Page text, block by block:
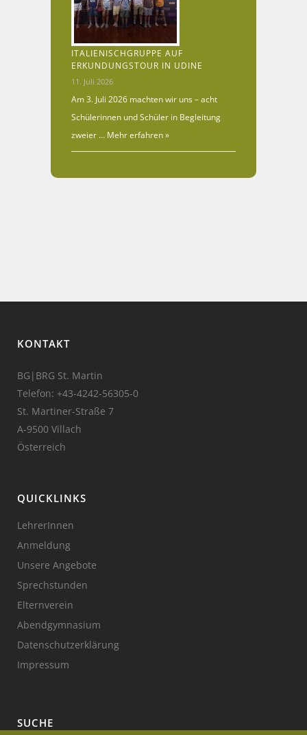
ITALIENISCHGRUPPE AUF
ERKUNDUNGSTOUR IN UDINE
11. Juli 2026
Am 3. Juli 2026 machten wir uns – acht
Schülerinnen und Schüler in Begleitung
zweier … Mehr erfahren »
KONTAKT
BG|BRG St. Martin
Telefon: +43-4242-56305-0
St. Martiner-Straße 7
A-9500 Villach
Österreich
QUICKLINKS
LehrerInnen
Anmeldung
Unsere Angebote
Sprechstunden
Elternverein
Abendgymnasium
Datenschutzerklärung
Impressum
SUCHE